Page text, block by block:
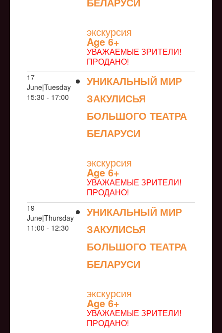
экскурсия
Age 6+
УВАЖАЕМЫЕ ЗРИТЕЛИ!
ПРОДАНО!
17
June|Tuesday
15:30 - 17:00
УНИКАЛЬНЫЙ МИР
ЗАКУЛИСЬЯ
БОЛЬШОГО ТЕАТРА
БЕЛАРУСИ
экскурсия
Age 6+
УВАЖАЕМЫЕ ЗРИТЕЛИ!
ПРОДАНО!
19
June|Thursday
11:00 - 12:30
УНИКАЛЬНЫЙ МИР
ЗАКУЛИСЬЯ
БОЛЬШОГО ТЕАТРА
БЕЛАРУСИ
экскурсия
Age 6+
УВАЖАЕМЫЕ ЗРИТЕЛИ!
ПРОДАНО!